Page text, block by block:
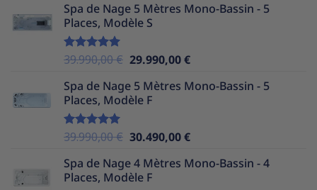
initial
était :
actuel
Spa de Nage 5 Mètres Mono-Bassin - 5
Places, Modèle S
Note5.00
39.990,00€ Le
initial
était :
29.990,00€Le
actuel
Spa de Nage 5 Mètres Mono-Bassin - 5
Places, Modèle F
Note5.00
39.990,00€ Le
initial
était :
30.490,00€Le
actuel
Spa de Nage 4 Mètres Mono-Bassin - 4
Places, Modèle F